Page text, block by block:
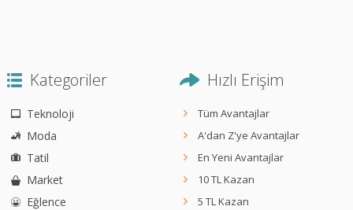
Kategoriler
Teknoloji
Moda
Tatil
Market
Eğlence
Hızlı Erişim
Tüm Avantajlar
A'dan Z'ye Avantajlar
En Yeni Avantajlar
10 TL Kazan
5 TL Kazan